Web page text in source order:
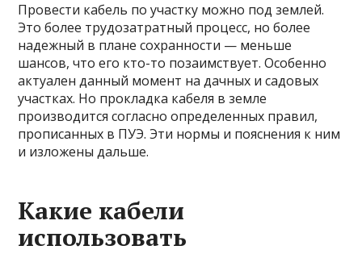
Провести кабель по участку можно под землей.
Это более трудозатратный процесс, но более
надежный в плане сохранности — меньше
шансов, что его кто-то позаимствует. Особенно
актуален данный момент на дачных и садовых
участках. Но прокладка кабеля в земле
производится согласно определенных правил,
прописанных в ПУЭ. Эти нормы и пояснения к ним
и изложены дальше.
Какие кабели
использовать